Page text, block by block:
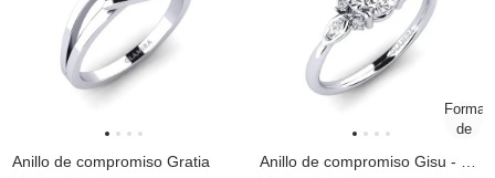
Anillo de compromiso Gratia